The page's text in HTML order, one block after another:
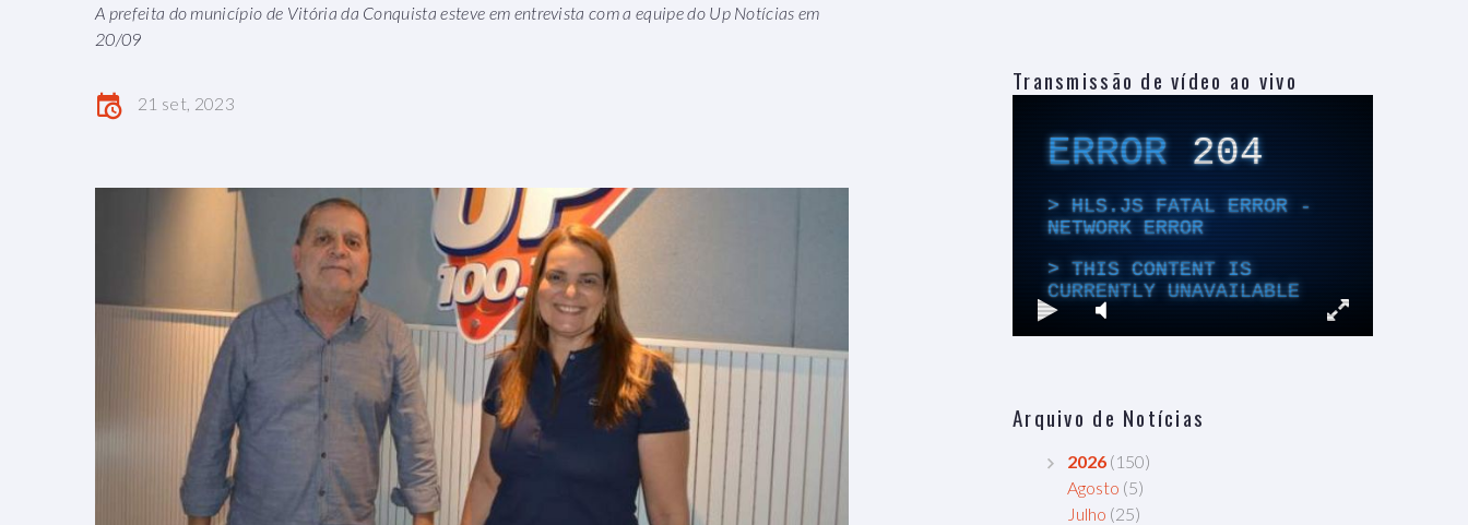
A prefeita do município de Vitória da Conquista esteve em entrevista com a equipe do Up Notícias em
20/09
21 set, 2023
Transmissão de vídeo ao vivo
Arquivo de Notícias
2026 (150)
Agosto (5)
Julho (25)